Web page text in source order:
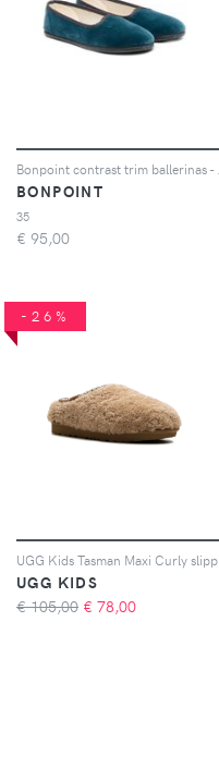
BONPOINT
35
€ 95,00
-26%
UGG KIDS
€ 105,00 € 78,00